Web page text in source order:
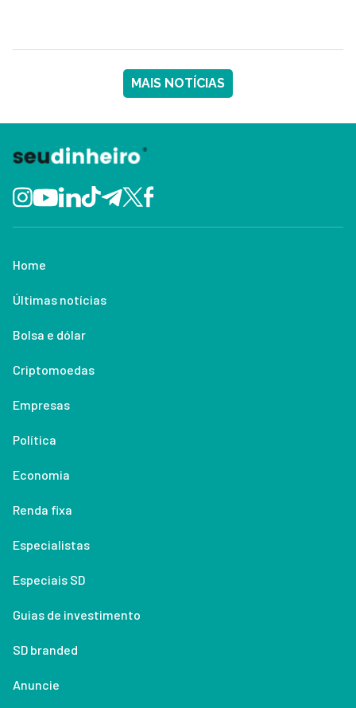
MAIS NOTÍCIAS
Home
Últimas notícias
Bolsa e dólar
Criptomoedas
Empresas
Política
Economia
Renda fixa
Especialistas
Especiais SD
Guias de investimento
SD branded
Anuncie